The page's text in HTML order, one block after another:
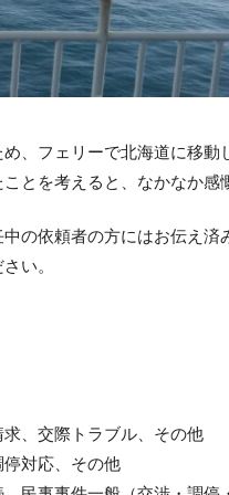
、フェリーで北海道に移動
とを考えると、なかなか感
の依頼者の方にはお伝え済
い。
、交際トラブル、その他
対応、その他